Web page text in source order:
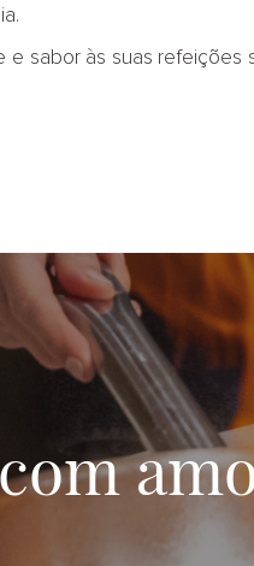
e sabor às suas refeições